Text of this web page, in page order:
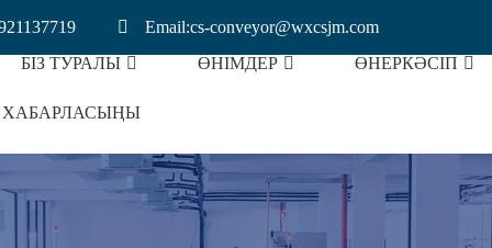
Email:cs-conveyor@wxcsjm.com
БІЗ ТУРАЛЫ
ӨНІМДЕР ӨНЕРКӘСІП
ХАБАРЛАСЫҢЫ